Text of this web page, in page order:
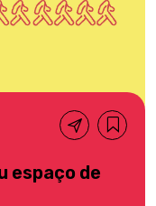
espaço de